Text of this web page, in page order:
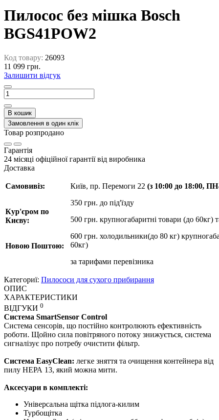
Пилосос без мішка Bosch
BGS41POW2
Код товару: 26093
11 099 грн.
Залишити відгук
В кошик
Замовлення в один клік
Товар розпродано
Гарантія
24 місяці офіційної гарантії від виробника
Доставка
Самовивіз:
Кур'єром по
Києву:
Новою Поштою:
Київ, пр. Перемоги 22 (з 10:00 до 18:00,
350 грн. до під'їзду
500 грн. крупногабаритні товари (до 60кг)
600 грн. холодильники(до 80 кг)
60кг)
за тарифами перевізника
Категориї: Пилососи для сухого прибирання
ОПИС
ХАРАКТЕРИСТИКИ
ВІДГУКИ 0
Система SmartSensor Control
Система сенсорів, що постійно контролюють ефективність
роботи. Щойно сила повітряного потоку знижується, система
сигналізує про потребу очистити фільтр.
Система EasyClean: легке зняття та очищення контейнера від
пилу НЕРА 13, який можна мити.
Аксесуари в комплекті:
Універсальна щітка підлога-килим
Турбощітка